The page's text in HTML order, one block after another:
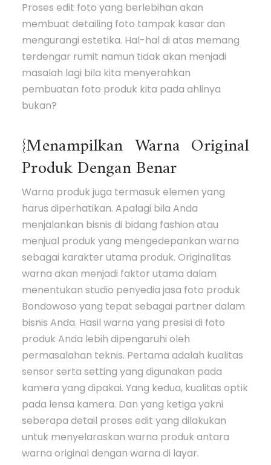
Proses edit foto yang berlebihan akan
membuat detailing foto tampak kasar dan
mengurangi estetika. Hal-hal di atas memang
terdengar rumit namun tidak akan menjadi
masalah lagi bila kita menyerahkan
pembuatan foto produk kita pada ahlinya
bukan?
{Menampilkan Warna Original
Produk Dengan Benar
Warna produk juga termasuk elemen yang
harus diperhatikan. Apalagi bila Anda
menjalankan bisnis di bidang fashion atau
menjual produk yang mengedepankan warna
sebagai karakter utama produk. Originalitas
warna akan menjadi faktor utama dalam
menentukan studio penyedia jasa foto produk
Bondowoso yang tepat sebagai partner dalam
bisnis Anda. Hasil warna yang presisi di foto
produk Anda lebih dipengaruhi oleh
permasalahan teknis. Pertama adalah kualitas
sensor serta setting yang digunakan pada
kamera yang dipakai. Yang kedua, kualitas optik
pada lensa kamera. Dan yang ketiga yakni
seberapa detail proses edit yang dilakukan
untuk menyelaraskan warna produk antara
warna original dengan warna di layar.